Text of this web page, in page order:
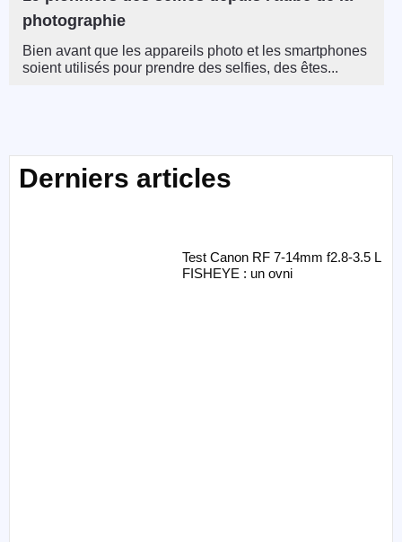
photographie
Bien avant que les appareils photo et les smartphones
soient utilisés pour prendre des selfies, des êtes...
Derniers articles
Test Canon RF 7-14mm f2.8-3.5 L
FISHEYE : un ovni